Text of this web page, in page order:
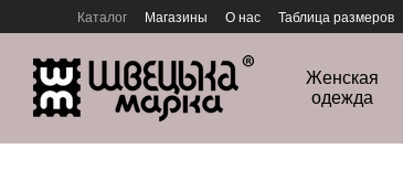
Перейти к основному контенту
Каталог Магазины О нас Таблица размеров
Женская
одежда